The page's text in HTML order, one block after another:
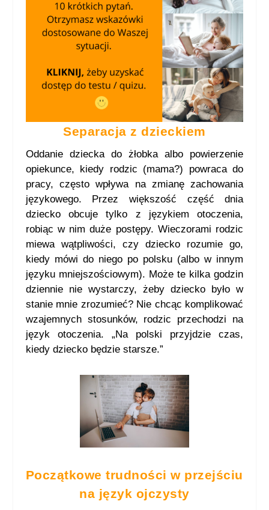
Separacja z dzieckiem
Oddanie dziecka do żłobka albo powierzenie
opiekunce, kiedy rodzic (mama?) powraca do
pracy, często wpływa na zmianę zachowania
językowego. Przez większość część dnia
dziecko obcuje tylko z językiem otoczenia,
robiąc w nim duże postępy. Wieczorami rodzic
miewa wątpliwości, czy dziecko rozumie go,
kiedy mówi do niego po polsku (albo w innym
języku mniejszościowym). Może te kilka godzin
dziennie nie wystarczy, żeby dziecko było w
stanie mnie zrozumieć? Nie chcąc komplikować
wzajemnych stosunków, rodzic przechodzi na
język otoczenia. „Na polski przyjdzie czas,
kiedy dziecko będzie starsze.”
Początkowe trudności w przejściu
na język ojczysty